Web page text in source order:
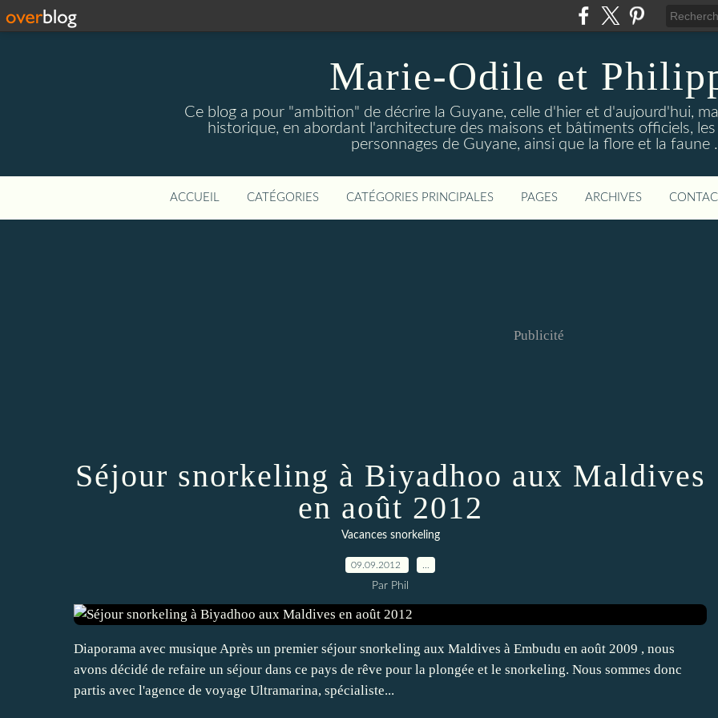
Marie-Odile et
Ce blog a pour "ambition" de décrire la Guyane, celle d'hier et d'aujourd'hui,
historique, en abordant l'architecture des maisons et bâtiments officiels,
personnages de Guyane, ainsi que la flore et la faune
ACCUEIL CATÉGORIES CATÉGORIES PRINCIPALES PAGES ARCHIVES
Publicité
Séjour snorkeling à Biyadhoo aux Maldives
en août 2012
Vacances snorkeling
09.09.2012
Par Phil
Diaporama avec musique Après un premier séjour snorkeling aux Maldives à Embudu en août 2009 , nous
avons décidé de refaire un séjour dans ce pays de rêve pour la plongée et le snorkeling. Nous sommes donc
partis avec l'agence de voyage Ultramarina, spécialiste...